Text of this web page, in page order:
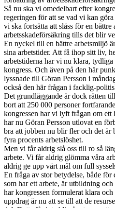
Så nu ska vi omedelbart efter
regeringen för att se vad vi kan
vi ska fortsätta att slåss för en
arbetsskadeförsäkring tills det blir
En nyckel till en bättre arbetsmiljö
sina arbetstider. Att få ihop sitt liv,
arbetstiderna har vi nu klara,
kongress. Och även på den här
lyssnade till Göran Persson i
också den här frågan i facklig-
Det grundläggande är dock rätten
bort att 250 000 personer
kongressen har vi lyft frågan om ett
har nu Göran Persson utlovat en
bra att jobben nu blir fler och det är
fyra procents arbetslöshet.
Men vi får aldrig slå oss till ro så
arbete. Vi får aldrig glömma våra
aldrig ge upp vårt mål om full
En fråga av stor betydelse, både för
som har ett arbete, är utbildning
har kongressen formulerat klara
uppdrag är nu att se till att de